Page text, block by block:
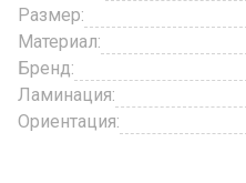
Размер:
Материал:
Бренд:
Ламинация:
Ориентация: